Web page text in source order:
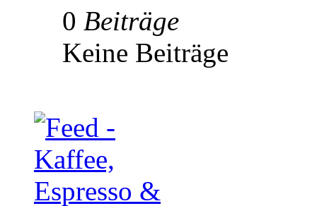
0 Beiträge
Keine Beiträge